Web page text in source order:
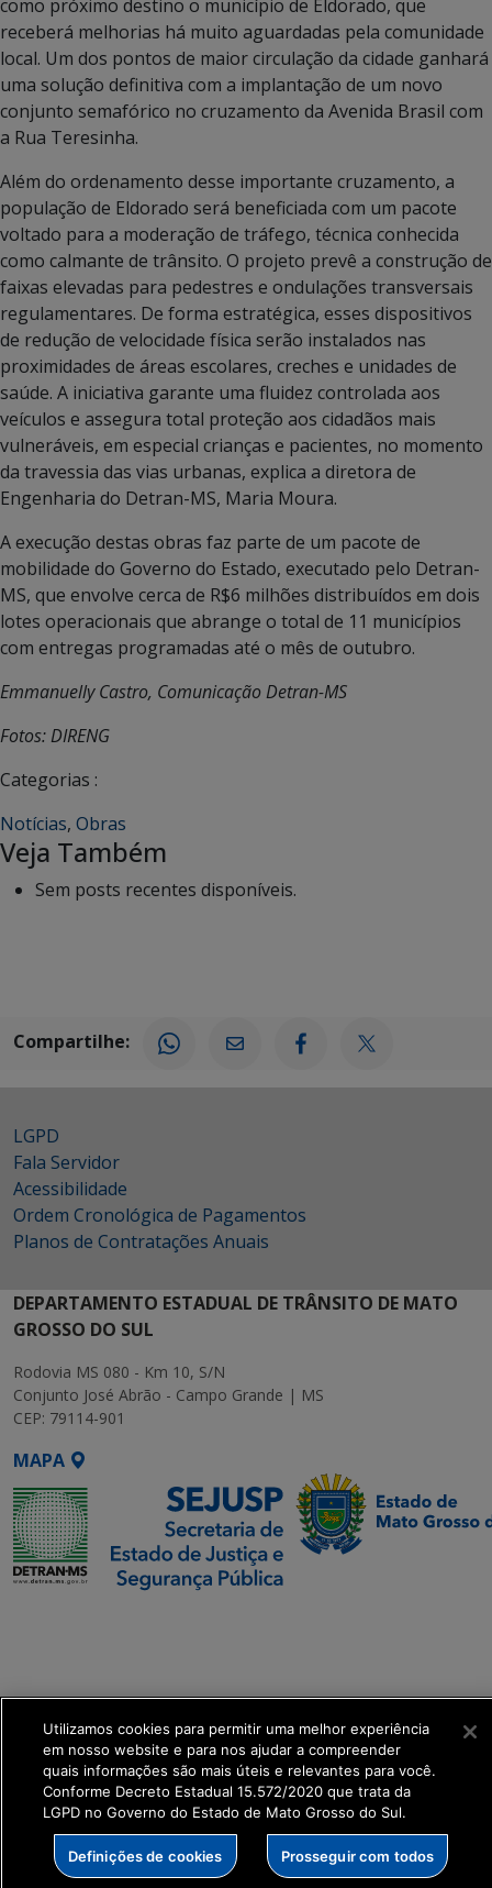
como próximo destino o município de Eldorado, que
receberá melhorias há muito aguardadas pela comunidade
local. Um dos pontos de maior circulação da cidade ganhará
uma solução definitiva com a implantação de um novo
conjunto semafórico no cruzamento da Avenida Brasil com
a Rua Teresinha.
Além do ordenamento desse importante cruzamento, a
população de Eldorado será beneficiada com um pacote
voltado para a moderação de tráfego, técnica conhecida
como calmante de trânsito. O projeto prevê a construção de
faixas elevadas para pedestres e ondulações transversais
regulamentares. De forma estratégica, esses dispositivos
de redução de velocidade física serão instalados nas
proximidades de áreas escolares, creches e unidades de
saúde. A iniciativa garante uma fluidez controlada aos
veículos e assegura total proteção aos cidadãos mais
vulneráveis, em especial crianças e pacientes, no momento
da travessia das vias urbanas, explica a diretora de
Engenharia do Detran-MS, Maria Moura.
A execução destas obras faz parte de um pacote de
mobilidade do Governo do Estado, executado pelo Detran-
MS, que envolve cerca de R$6 milhões distribuídos em dois
lotes operacionais que abrange o total de 11 municípios
com entregas programadas até o mês de outubro.
Emmanuelly Castro, Comunicação Detran-MS
Fotos: DIRENG
Categorias :
Notícias, Obras
Veja Também
Sem posts recentes disponíveis.
Compartilhe:
LGPD
Fala Servidor
Acessibilidade
Ordem Cronológica de Pagamentos
Planos de Contratações Anuais
DEPARTAMENTO ESTADUAL DE TRÂNSITO DE MATO
GROSSO DO SUL
Rodovia MS 080 - Km 10, S/N
Conjunto José Abrão - Campo Grande | MS
CEP: 79114-901
MAPA
get_footer();
Utilizamos cookies para permitir uma melhor experiência
em nosso website e para nos ajudar a compreender
quais informações são mais úteis e relevantes para você.
Conforme Decreto Estadual 15.572/2020 que trata da
LGPD no Governo do Estado de Mato Grosso do Sul.
Definições de cookies Prosseguir com todos